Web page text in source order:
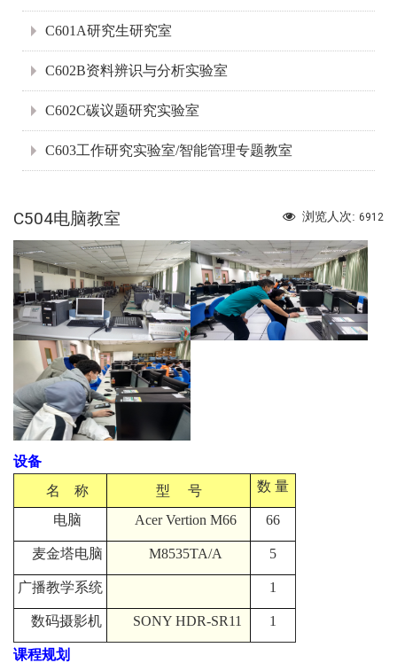
C601A研究生研究室
C602B资料辨识与分析实验室
C602C碳议题研究实验室
C603工作研究实验室/智能管理专题教室
浏览人次: 6912
C504电脑教室
设备
名 称
型 号 数 量
电脑 Acer Vertion M66 66
麦金塔电脑 M8535TA/A 5
广播教学系统 1
数码摄影机 SONY HDR-SR11 1
课程规划